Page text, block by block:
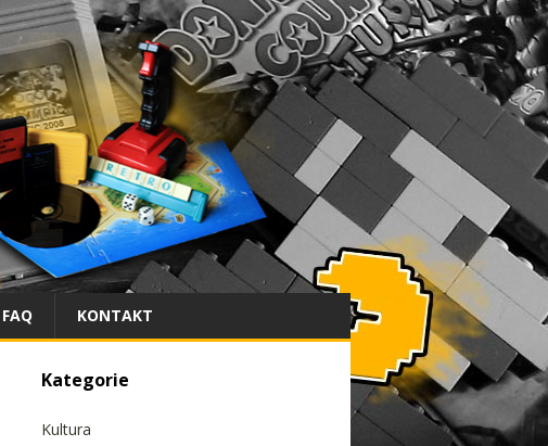
FAQ KONTAKT
Kategorie
Kultura